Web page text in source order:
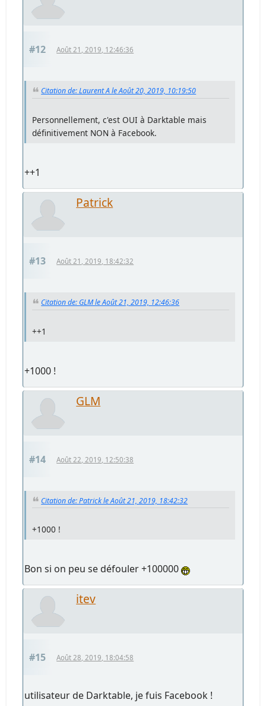
#12 Août 21, 2019, 12:46:36
Citation de: Laurent A le Août 20, 2019, 10:19:50
Personnellement, c'est OUI à Darktable mais
définitivement NON à Facebook.
++1
Patrick
#13 Août 21, 2019, 18:42:32
Citation de: GLM le Août 21, 2019, 12:46:36
++1
+1000 !
GLM
#14 Août 22, 2019, 12:50:38
Citation de: Patrick le Août 21, 2019, 18:42:32
+1000 !
Bon si on peu se défouler +100000
itev
#15 Août 28, 2019, 18:04:58
utilisateur de Darktable, je fuis Facebook !